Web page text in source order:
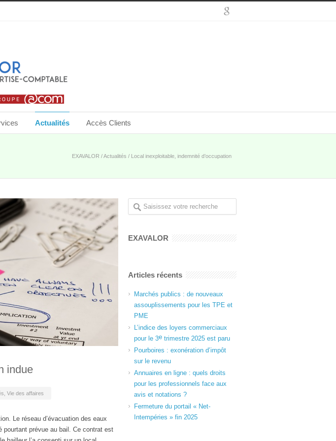
Actualités Accès Clients
EXAVALOR /Actualités / Local inexploitable, indemnité d’occupation
indue
indue
Vie des affaires
Le réseau d’évacuation des eaux
pourtant prévue au bail. Ce contrat est
EXAVALOR
Articles récents
Marchés publics : de nouveaux
assouplissements pour les TPE et
PME
L’indice des loyers commerciaux
pour le 3e trimestre 2025 est paru
Pourboires : exonération d’impôt
sur le revenu
Annuaires en ligne : quels droits
pour les professionnels face aux
avis et notations ?
Fermeture du portail « Net-
Intempéries » fin 2025